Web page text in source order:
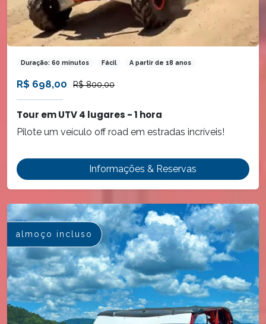
Duração: 60 minutos Fácil A partir de 18 anos
R$ 698,00 R$ 800,00
Tour em UTV 4 lugares - 1 hora
Pilote um veículo off road em estradas incríveis!
Informações & Reservas
almoço incluso